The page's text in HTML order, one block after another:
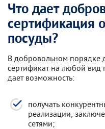
Что дает
сертификация
посуды?
В добровольном порядке
сертификат на любой вид
дает возможность:
получать
реализации,
сетями;